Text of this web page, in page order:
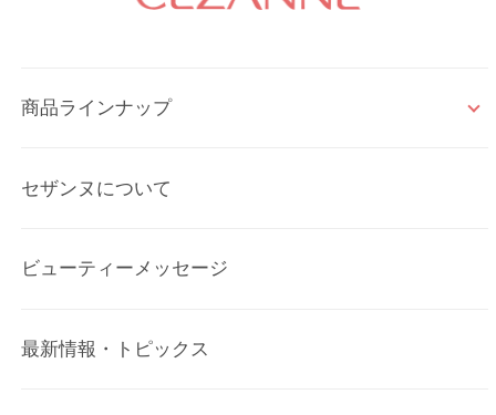
商品ラインナップ
セザンヌについて
ビューティーメッセージ
最新情報・トピックス